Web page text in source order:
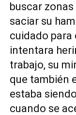
buscar
saciar su
cuidado para
intentara
trabajo, su
que también
estaba
cuando se